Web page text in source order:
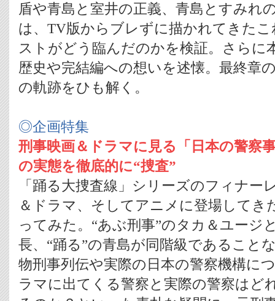
盾や青島と室井の正義、青島とすみれ
は、TV版からブレずに描かれてきた
ストがどう臨んだのかを検証。さらに
歴史や完結編への想いを述懐。最終章
の軌跡をひも解く。
◎企画特集
刑事映画＆ドラマに見る「日本の警察
の実態を徹底的に“捜査”
「踊る大捜査線」シリーズのフィナー
＆ドラマ、そしてアニメに登場してき
ってみた。“あぶ刑事”のタカ＆ユージ
長、“踊る”の青島が同階級であること
物刑事列伝や実際の日本の警察機構に
ラマに出てくる警察と実際の警察はど